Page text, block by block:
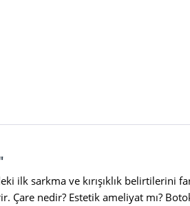
ilk sarkma ve kırışıklık belirtilerini
Çare nedir? Estetik ameliyat mı?